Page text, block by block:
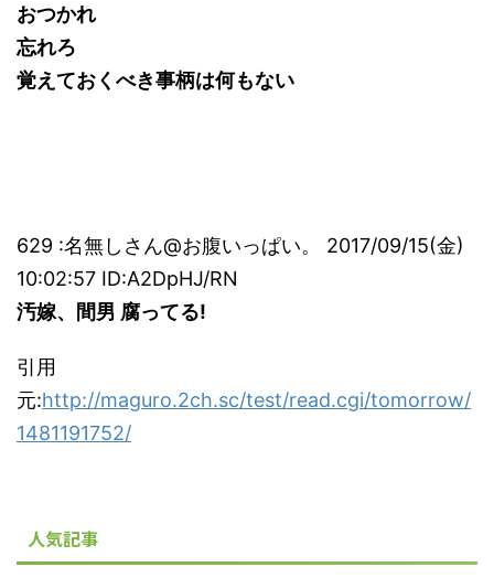
おつかれ
忘れろ
覚えておくべき事柄は何もない
629 :名無しさん@お腹いっぱい。 2017/09/15(金)
10:02:57 ID:A2DpHJ/RN
汚嫁、間男 腐ってる!
引用
元:http://maguro.2ch.sc/test/read.cgi/tomorrow/
1481191752/
人気記事